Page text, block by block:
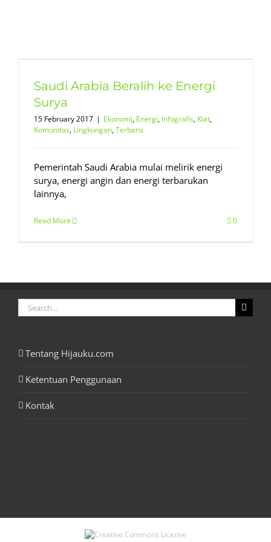
Saudi Arabia Beralih ke Energi
Surya
15 February 2017 | Ekonomi, Energi, Infografis, Kiat,
Komunitas, Lingkungan,Terbaru
Pemerintah Saudi Arabia mulai melirik energi
surya, energi angin dan energi terbarukan
lainnya,
Read More 0
Search
for:
Tentang Hijauku.com
Ketentuan Penggunaan
Kontak